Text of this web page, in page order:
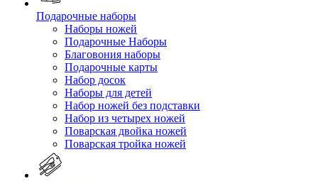
Подарочные наборы
Наборы ножей
Подарочные Наборы
Благовония наборы
Подарочные карты
Набор досок
Наборы для детей
Набор ножей без подставки
Набор из четырех ножей
Поварская двойка ножей
Поварская тройка ножей